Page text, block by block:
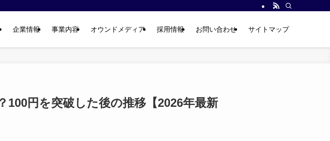
企業情報 事業内容 オウンドメディア 採用情報 お問い合わせ サイトマップ
円を突破した後の推移【2026年最新